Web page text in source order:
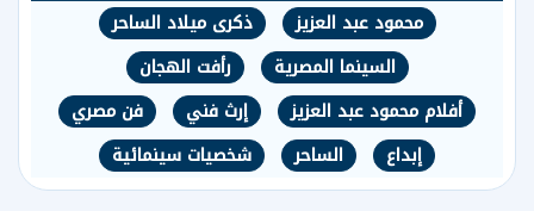
محمود عبد العزيز
ذكرى ميلاد الساحر
السينما المصرية
رأفت الهجان
أفلام محمود عبد العزيز
إرث فني
فن مصري
إبداع
الساحر شخصيات سينمائية